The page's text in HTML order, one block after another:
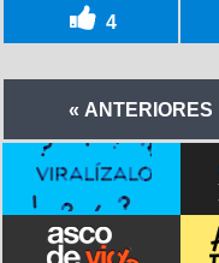
4
« ANTERIORES